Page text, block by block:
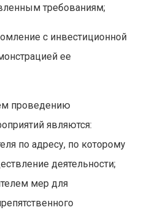
требованиям;
с инвестиционной
ее
проведению
являются:
по адресу, по которому
деятельности;
мер для